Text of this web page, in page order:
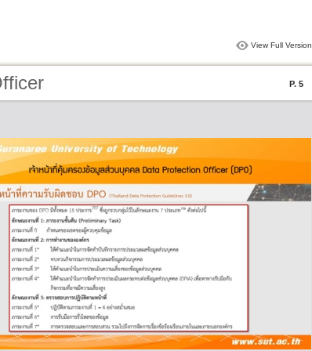
View Full Version
P. 5